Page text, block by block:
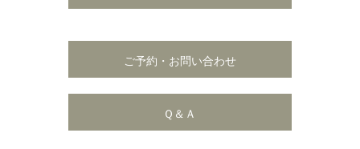
ご予約・お問い合わせ
Ｑ＆Ａ